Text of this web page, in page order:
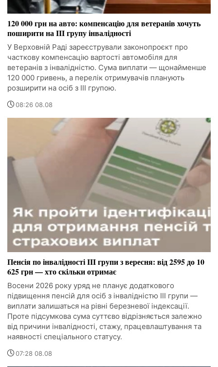
120 000 грн на авто: компенсацію для ветеранів хочуть
поширити на III групу інвалідності
У Верховній Раді зареєстрували законопроєкт про
часткову компенсацію вартості автомобіля для
ветеранів з інвалідністю. Сума виплати — щонайменше
120 000 гривень, а перелік отримувачів планують
розширити на осіб з III групою.
08:26 08.08
Пенсія по інвалідності III групи з вересня: від 2595 до 10
625 грн — хто скільки отримає
Восени 2026 року уряд не планує додаткового
підвищення пенсій для осіб з інвалідністю III групи —
виплати залишаться на рівні березневої індексації.
Проте підсумкова сума суттєво відрізняється залежно
від причини інвалідності, стажу, працевлаштування та
наявності спеціального статусу.
07:28 08.08